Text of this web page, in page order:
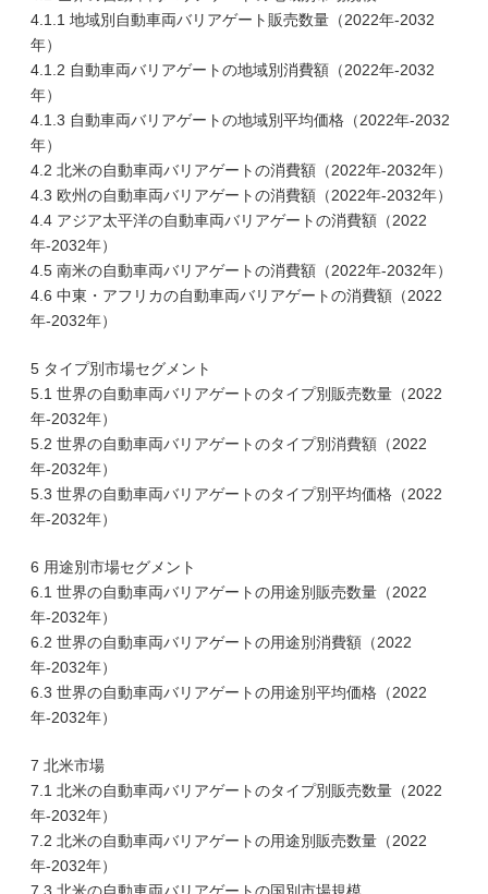
4.1.1 地域別自動車両バリアゲート販売数量（2022年-2032
年）
4.1.2 自動車両バリアゲートの地域別消費額（2022年-2032
年）
4.1.3 自動車両バリアゲートの地域別平均価格（2022年-2032
年）
4.2 北米の自動車両バリアゲートの消費額（2022年-2032年）
4.3 欧州の自動車両バリアゲートの消費額（2022年-2032年）
4.4 アジア太平洋の自動車両バリアゲートの消費額（2022
年-2032年）
4.5 南米の自動車両バリアゲートの消費額（2022年-2032年）
4.6 中東・アフリカの自動車両バリアゲートの消費額（2022
年-2032年）
5 タイプ別市場セグメント
5.1 世界の自動車両バリアゲートのタイプ別販売数量（2022
年-2032年）
5.2 世界の自動車両バリアゲートのタイプ別消費額（2022
年-2032年）
5.3 世界の自動車両バリアゲートのタイプ別平均価格（2022
年-2032年）
6 用途別市場セグメント
6.1 世界の自動車両バリアゲートの用途別販売数量（2022
年-2032年）
6.2 世界の自動車両バリアゲートの用途別消費額（2022
年-2032年）
6.3 世界の自動車両バリアゲートの用途別平均価格（2022
年-2032年）
7 北米市場
7.1 北米の自動車両バリアゲートのタイプ別販売数量（2022
年-2032年）
7.2 北米の自動車両バリアゲートの用途別販売数量（2022
年-2032年）